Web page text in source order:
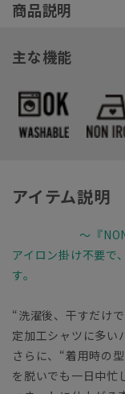
商品説明
主な機能
アイテム説明
～『
アイロン掛け不要で
す。
“洗濯後、干すだけ
定加工シャツに多い
さらに、“着用時の
を脱いでも一日中